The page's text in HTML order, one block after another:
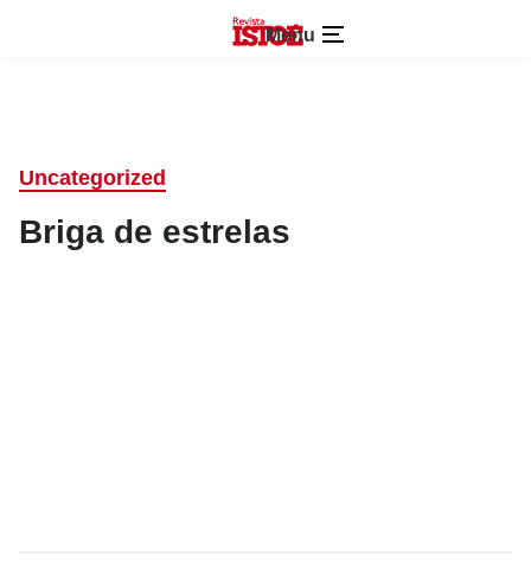
Menu
Uncategorized
Briga de estrelas